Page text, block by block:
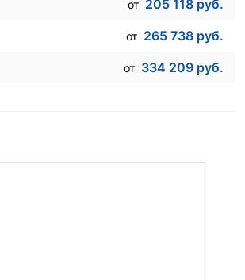
от 205 118 руб.
от 265 738 руб.
от 334 209 руб.